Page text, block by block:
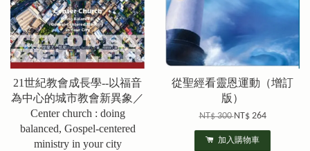
21世紀教會成長學--以福音
為中心的城市教會新異象／
Center church : doing
balanced, Gospel-centered
ministry in your city
從聖經看靈恩運動（增訂
版）
NT$ 300NT$ 264
加入購物車